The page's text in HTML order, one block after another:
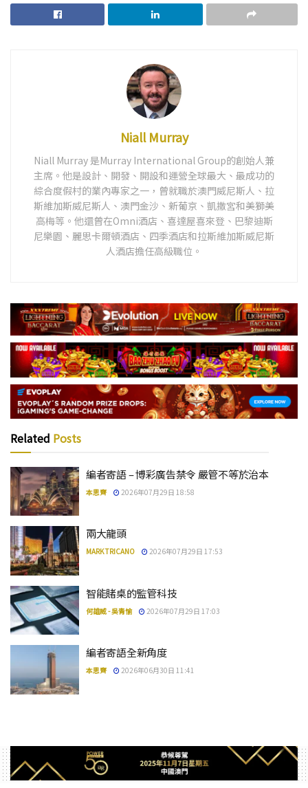
Niall Murray
Niall Murray 是Murray International Group的創始人兼
主席。他是設計、開發、開設和運營全球最大、最成功的
綜合度假村的業內專家之一，曾就職於澳門威尼斯人、拉
斯維加斯威尼斯人、澳門金沙、新葡京、凱撒宮和美獅美
高梅等。他還曾在Omni酒店、喜達屋喜來登、巴黎迪斯
尼樂園、麗思卡爾頓酒店、四季酒店和拉斯維加斯威尼斯
人酒店擔任高級職位。
Related Posts
編者寄語 – 博彩廣告禁令 嚴管不等於治本
本思齊 2026年07月29日 18:58
兩大龍頭
MARK TRICANO 2026年07月29日 17:53
智能賭桌的監管科技
何雄威 - 吳青愉 2026年07月29日 17:03
編者寄語全新角度
本思齊 2026年06月30日 11:41